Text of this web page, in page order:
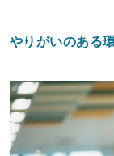
やりがいのある